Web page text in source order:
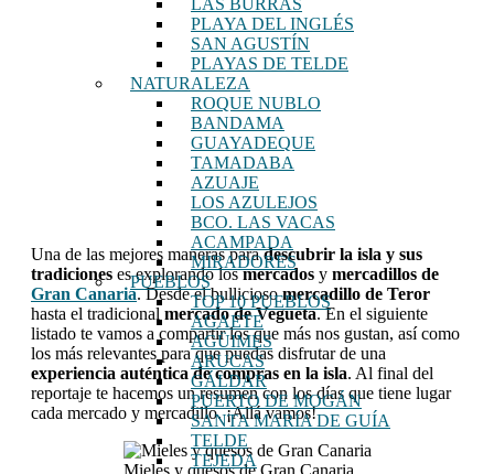
LAS BURRAS
PLAYA DEL INGLÉS
SAN AGUSTÍN
PLAYAS DE TELDE
NATURALEZA
ROQUE NUBLO
BANDAMA
GUAYADEQUE
TAMADABA
AZUAJE
LOS AZULEJOS
BCO. LAS VACAS
ACAMPADA
MIRADORES
PUEBLOS
TOP 10 PUEBLOS
AGAETE
AGÜIMES
ARUCAS
GÁLDAR
PUERTO DE MOGÁN
SANTA MARÍA DE GUÍA
TELDE
TEJEDA
Una de las mejores maneras paradescubrir la isla y sus
tradiciones es explorando losmercados y mercadillos de
Gran Canaria. Desde el bulliciosomercadillo de Teror
hasta el tradicional mercado de Vegueta. En el siguiente
listado te vamos a compartir los que más nos gustan, así como
los más relevantes para que puedas disfrutar de una
experiencia auténtica de compras en la isla. Al final del
reportaje te hacemos un resumen con los días que tiene lugar
cada mercado y mercadillo. ¡Allá vamos!
Mieles y quesos de Gran Canaria